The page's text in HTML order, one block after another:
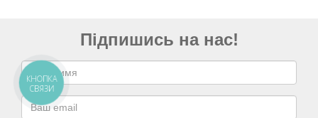
Підпишись на нас!
КНОПКА
СВЯЗИ